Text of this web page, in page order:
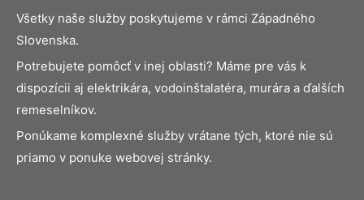
Všetky naše služby poskytujeme v rámci Západného
Slovenska.
Potrebujete pomôcť v inej oblasti? Máme pre vás k
dispozícii aj elektrikára, vodoinštalatéra, murára a ďalších
remeselníkov.
Ponúkame komplexné služby vrátane tých, ktoré nie sú
priamo v ponuke webovej stránky.